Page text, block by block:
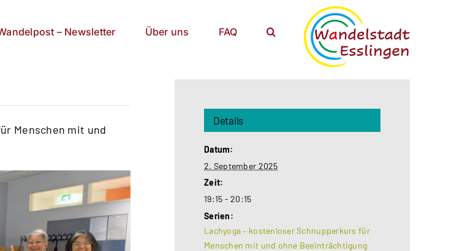
– Newsletter Über uns FAQ
Menschen mit und
Details
Datum:
2. September 2025
Zeit:
19:15 - 20:15
Serien:
Lachyoga – kostenloser Schnupperkurs für
Menschen mit und ohne Beeinträchtigung